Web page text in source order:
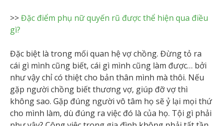
>>Đặc điểm phụ nữ quyến rũ được thể hiện qua điều
gì?
Đặc biệt là trong mối quan hệ vợ chồng. Đừng tỏ ra
cái gì mình cũng biết, cái gì mình cũng làm được… bởi
như vậy chỉ có thiệt cho bản thân mình mà thôi. Nếu
gặp người chồng biết thương vợ, giúp đỡ vợ thì
không sao. Gặp đúng người vô tâm họ sẽ ỷ lại mọi thứ
cho mình làm, dù đúng ra việc đó là của họ. Tội gì phải